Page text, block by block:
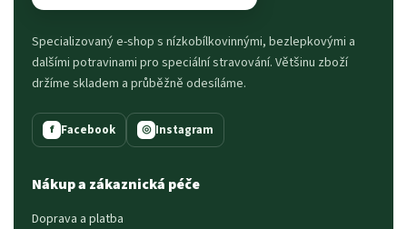
Specializovaný e-shop s nízkobílkovinnými, bezlepkovými a
dalšími potravinami pro speciální stravování. Většinu zboží
držíme skladem a průběžně odesíláme.
f Facebook ◎ Instagram
Nákup a zákaznická péče
Doprava a platba